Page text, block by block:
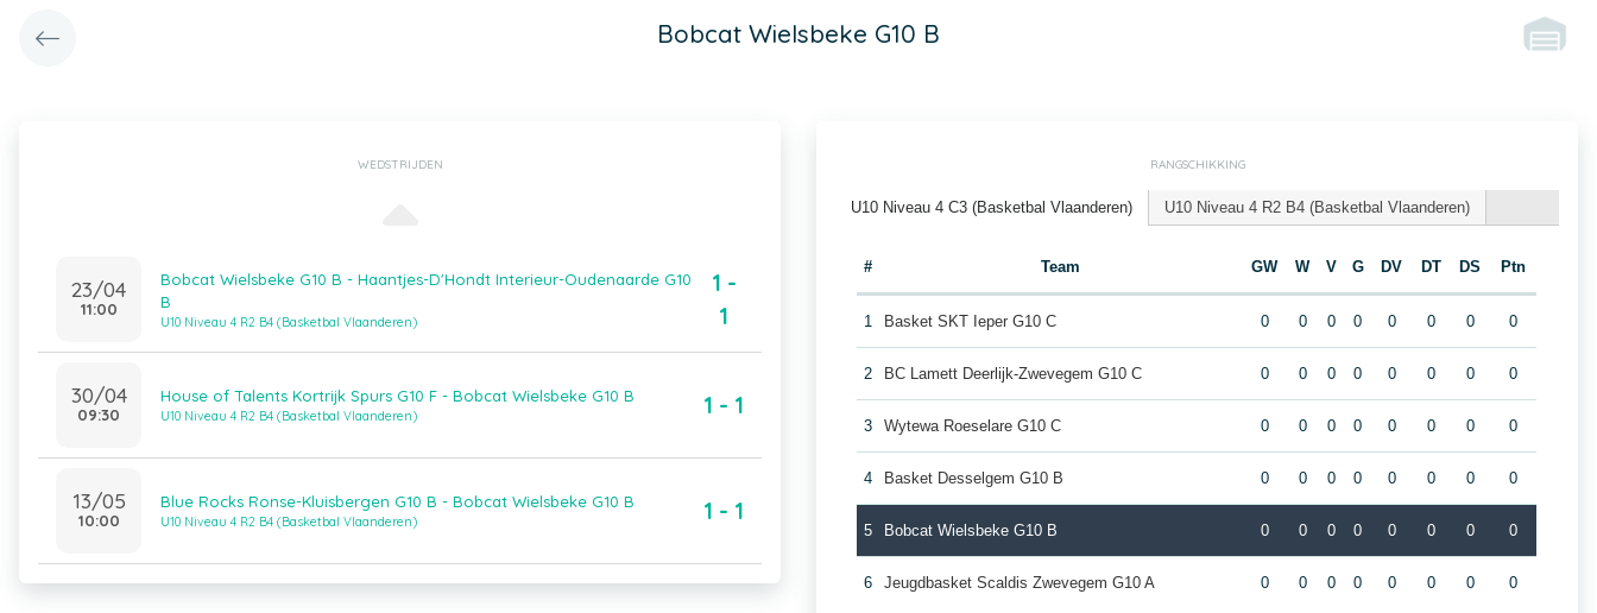
Bobcat Wielsbeke G10 B
WEDSTRIJDEN
23/04
11:00
Bobcat Wielsbeke G10 B - Haantjes-D'Hondt Interieur-Oudenaarde G10
B
U10 Niveau 4 R2 B4 (Basketbal Vlaanderen)
1 -
1
30/04
09:30
House of Talents Kortrijk Spurs G10 F - Bobcat Wielsbeke G10 B
U10 Niveau 4 R2 B4 (Basketbal Vlaanderen) 1 - 1
13/05
10:00
Blue Rocks Ronse-Kluisbergen G10 B - Bobcat Wielsbeke G10 B
U10 Niveau 4 R2 B4 (Basketbal Vlaanderen) 1 - 1
RANGSCHIKKING
U10 Niveau 4 C3 (Basketbal Vlaanderen) U10 Niveau 4 R2 B4 (Basketbal Vlaanderen)
# Team GW W V G DV DT DS Ptn
1 Basket SKT Ieper G10 C 0 0 0 0 0 0 0 0
2 BC Lamett Deerlijk-Zwevegem G10 C 0 0 0 0 0 0 0 0
3 Wytewa Roeselare G10 C 0 0 0 0 0 0 0 0
4 Basket Desselgem G10 B 0 0 0 0 0 0 0 0
5 Bobcat Wielsbeke G10 B 0 0 0 0 0 0 0 0
6 Jeugdbasket Scaldis Zwevegem G10 A 0 0 0 0 0 0 0 0